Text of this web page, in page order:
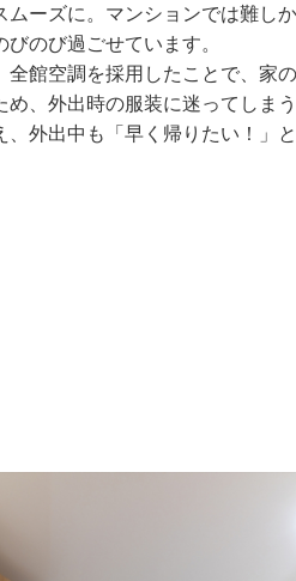
ムーズに。マンションでは難し
びのび過ごせています。
全館空調を採用したことで、家
め、外出時の服装に迷ってしま
、外出中も「早く帰りたい！」